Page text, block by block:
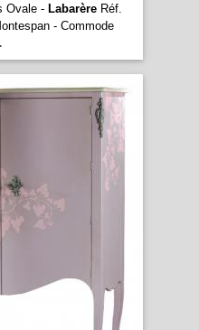
Ovale - LabarèreRéf.
- Commode